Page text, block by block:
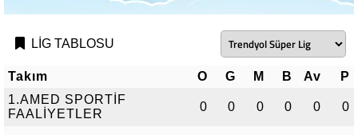
LİG TABLOSU
Takım O G M B Av
P
1.AMED SPORTİF
FAALİYETLER
0 0 0 0 0 0